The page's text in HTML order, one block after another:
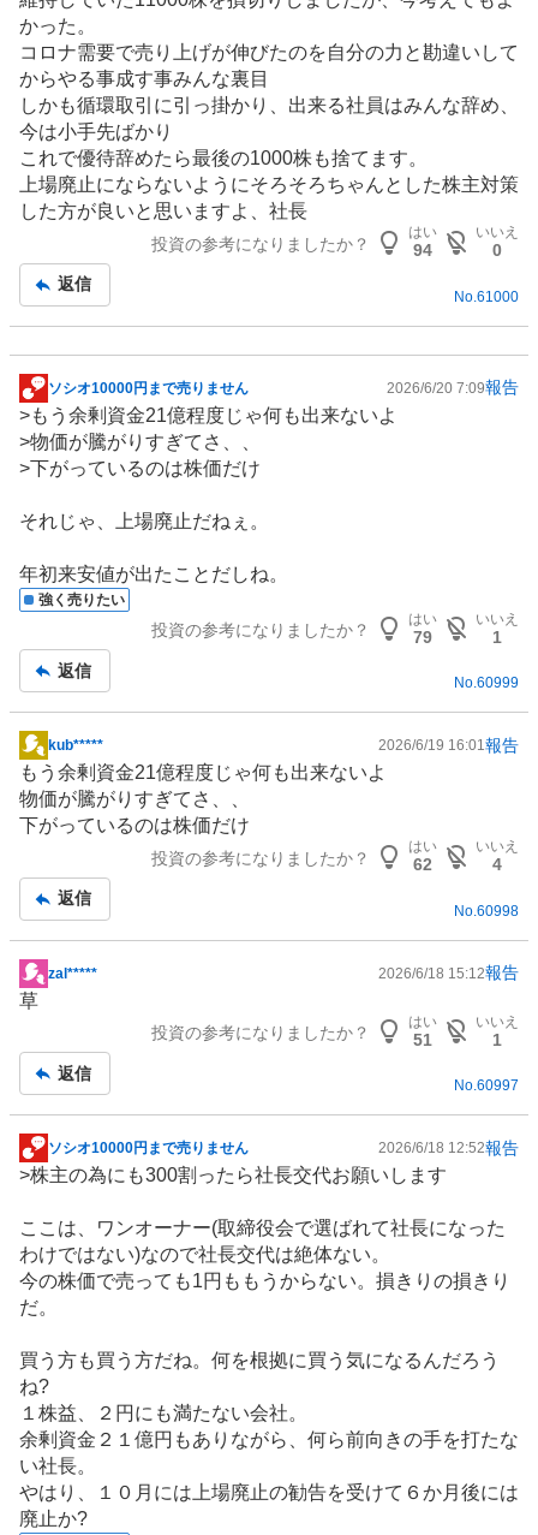
かった。
コロナ需要で売り上げが伸びたのを自分の力と勘違いして
からやる事成す事みんな裏目
しかも循環取引に引っ掛かり、出来る社員はみんな辞め、
今は小手先ばかり
これで優待辞めたら最後の1000株も捨てます。
上場廃止にならないようにそろそろちゃんとした株主対策
した方が良いと思いますよ、社長
投資の参考になりましたか？
はい
94
いいえ
0
返信
No. 61000
掲
示
板
記
ソシオ10000円まで売りません 2026/6/20 7:09報告
>もう余剰資金21億程度じゃ何も出来ないよ
>物価が騰がりすぎてさ、、
>下がっているのは株価だけ
それじゃ、上場廃止だねぇ。
年初来安値が出たことだしね。
強く売りたい
投資の参考になりましたか？
はい
79
いいえ
1
返信
No.60999
掲
示
板
記
kub***** 2026/6/19 16:01報告
もう余剰資金21億程度じゃ何も出来ないよ
物価が騰がりすぎてさ、、
下がっているのは株価だけ
投資の参考になりましたか？
はい
62
いいえ
4
返信
No. 60998
掲
示
事
zal***** 2026/6/18 15:12報告
草
投資の参考になりましたか？
はい
51
いいえ
1
返信
No.60997
掲
示
記
事
ソシオ10000円まで売りません 2026/6/18 12:52報告
>株主の為にも300割ったら社長交代お願いします
ここは、ワンオーナー(取締役会で選ばれて社長になった
わけではない)なので社長交代は絶体ない。
今の株価で売っても1円ももうからない。損きりの損きり
だ。
買う方も買う方だね。何を根拠に買う気になるんだろう
ね?
１株益、２円にも満たない会社。
余剰資金２１億円もありながら、何ら前向きの手を打たな
い社長。
やはり、１０月には上場廃止の勧告を受けて６か月後には
廃止か?